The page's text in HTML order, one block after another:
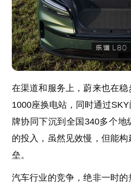
在渠道和服务上，蔚来也在
1000座换电站，同时通过
牌协同下沉到全国340多个地
的投入，虽然见效慢，但能
垒。
汽车行业的竞争，绝非一时